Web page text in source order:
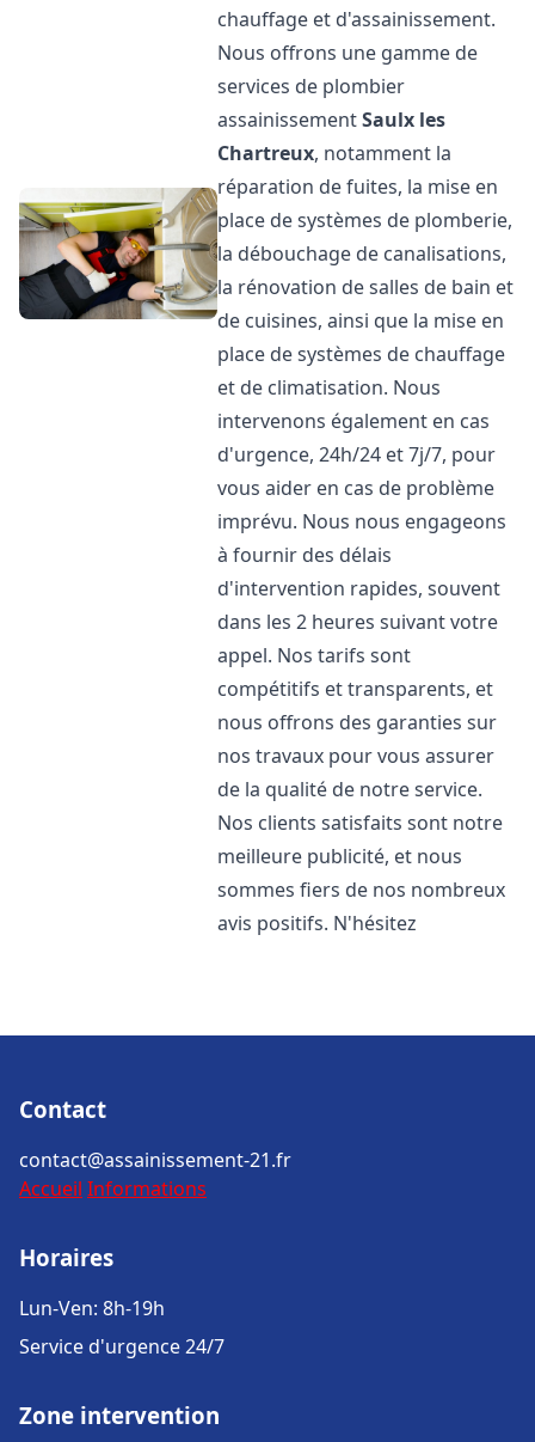
chauffage et d'assainissement.
Nous offrons une gamme de
services de plombier
assainissementSaulx les
Chartreux, notamment la
réparation de fuites, la mise en
place de systèmes de plomberie,
la débouchage de canalisations,
la rénovation de salles de bain et
de cuisines, ainsi que la mise en
place de systèmes de chauffage
et de climatisation. Nous
intervenons également en cas
d'urgence, 24h/24 et 7j/7, pour
vous aider en cas de problème
imprévu. Nous nous engageons
à fournir des délais
d'intervention rapides, souvent
dans les 2 heures suivant votre
appel. Nos tarifs sont
compétitifs et transparents, et
nous offrons des garanties sur
nos travaux pour vous assurer
de la qualité de notre service.
Nos clients satisfaits sont notre
meilleure publicité, et nous
sommes fiers de nos nombreux
avis positifs. N'hésitez
Contact
contact@assainissement-21.fr
Accueil Informations
Horaires
Lun-Ven: 8h-19h
Service d'urgence 24/7
Zone intervention